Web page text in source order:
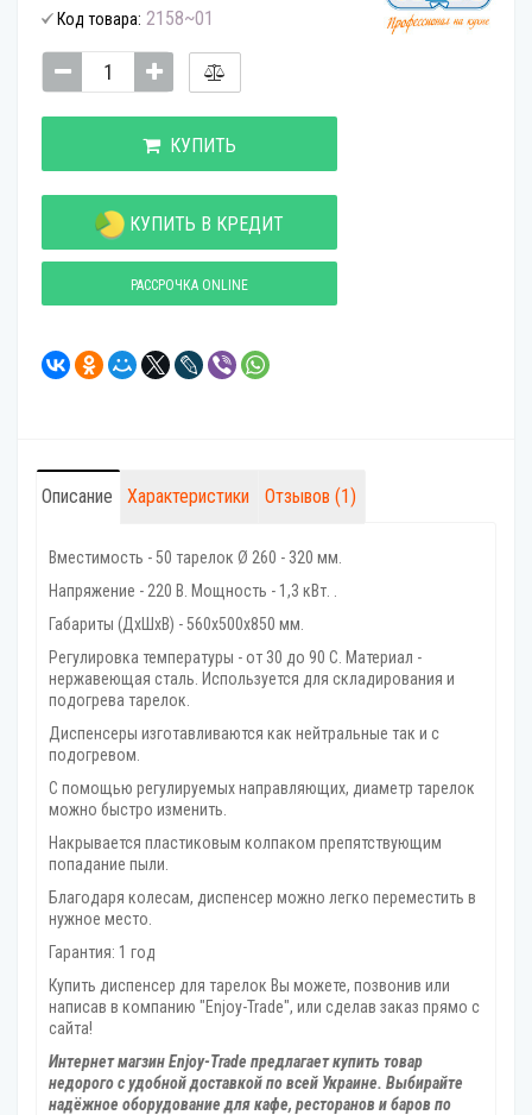
Код товара: 2158~01
КУПИТЬ
КУПИТЬ В КРЕДИТ
РАССРОЧКА ONLINE
Описание Характеристики Отзывов (1)
Вместимость - 50 тарелок Ø 260 - 320 мм.
Напряжение - 220 В. Мощность - 1,3 кВт. .
Габариты (ДхШхВ) - 560х500х850 мм.
Регулировка температуры - от 30 до 90 С. Материал -
нержавеющая сталь. Используется для складирования и
подогрева тарелок.
Диспенсеры изготавливаются как нейтральные так и с
подогревом.
С помощью регулируемых направляющих, диаметр тарелок
можно быстро изменить.
Накрывается пластиковым колпаком препятствующим
попадание пыли.
Благодаря колесам, диспенсер можно легко переместить в
нужное место.
Гарантия: 1 год
Купить диспенсер для тарелок Вы можете, позвонив или
написав в компанию "Enjoy-Trade", или сделав заказ прямо с
сайта!
Интернет магзин Enjoy-Trade предлагает купить товар
недорого с удобной доставкой по всей Украине. Выбирайте
надёжное оборудование для кафе, ресторанов и баров по